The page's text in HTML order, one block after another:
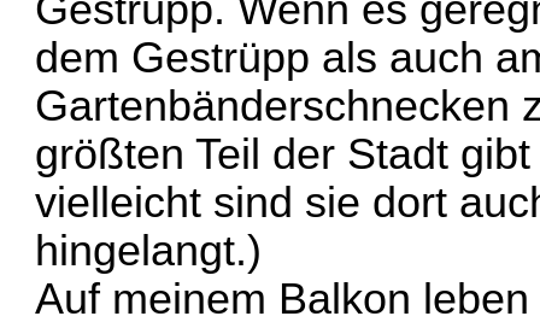
Gestrüpp. Wenn es
dem Gestrüpp als auch
Gartenbänderschnecken
größten Teil der Stadt
vielleicht sind sie dort
hingelangt.)
Auf meinem Balkon